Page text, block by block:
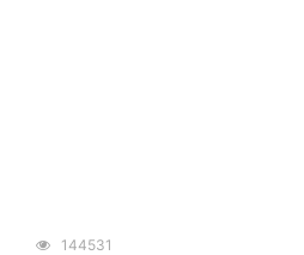
144531